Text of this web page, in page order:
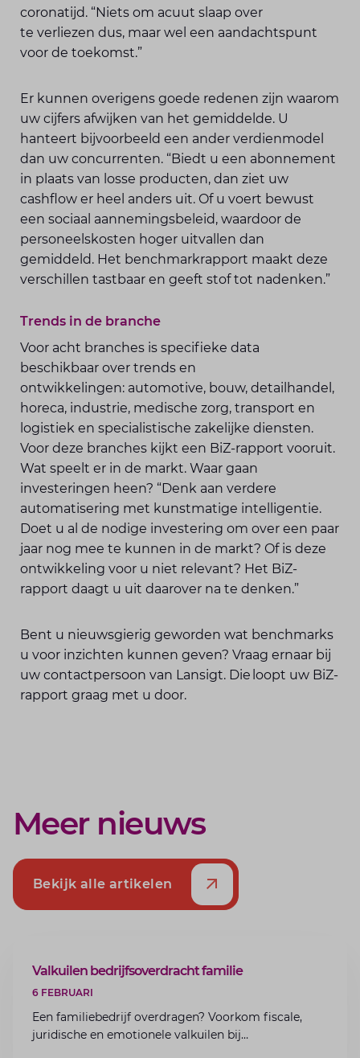
coronatijd. “Niets om acuut slaap over
te verliezen dus, maar wel een aandachtspunt
voor de toekomst.”
Er kunnen overigens goede redenen zijn waarom
uw cijfers afwijken van het gemiddelde. U
hanteert bijvoorbeeld een ander verdienmodel
dan uw concurrenten. “Biedt u een abonnement
in plaats van losse producten, dan ziet uw
cashflow er heel anders uit. Of u voert bewust
een sociaal aannemingsbeleid, waardoor de
personeelskosten hoger uitvallen dan
gemiddeld. Het benchmarkrapport maakt deze
verschillen tastbaar en geeft stof tot nadenken.”
Trends in de branche
Voor acht branches is specifieke data
beschikbaar over trends en
ontwikkelingen: automotive, bouw, detailhandel,
horeca, industrie, medische zorg, transport en
logistiek en specialistische zakelijke diensten.
Voor deze branches kijkt een BiZ-rapport vooruit.
Wat speelt er in de markt. Waar gaan
investeringen heen? “Denk aan verdere
automatisering met kunstmatige intelligentie.
Doet u al de nodige investering om over een paar
jaar nog mee te kunnen in de markt? Of is deze
ontwikkeling voor u niet relevant? Het BiZ-
rapport daagt u uit daarover na te denken.”
Bent u nieuwsgierig geworden wat benchmarks
u voor inzichten kunnen geven? Vraag ernaar bij
uw contactpersoon van Lansigt. Die loopt uw BiZ-
rapport graag met u door.
Meer nieuws
Bekijk alle artikelen
ARTIKEL
Valkuilen bedrijfsoverdracht familie
6 FEBRUARI
Een familiebedrijf overdragen? Voorkom fiscale,
juridische en emotionele valkuilen bij